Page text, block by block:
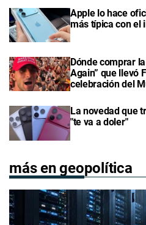
Apple lo hace
más típica con el
Dónde comprar
Again” que llevó
celebración del
La novedad que
"te va a doler"
más en geopolítica